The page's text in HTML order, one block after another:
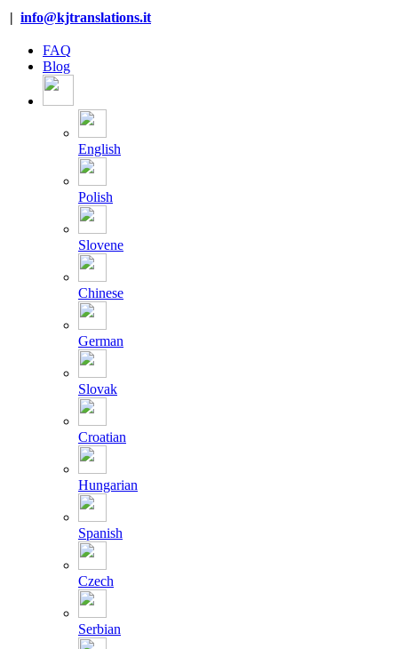
Salta
al
contenuto
| info@kjtranslations.it
FAQ
Blog
English
Polish
Slovene
Chinese
German
Slovak
Croatian
Hungarian
Spanish
Czech
Serbian